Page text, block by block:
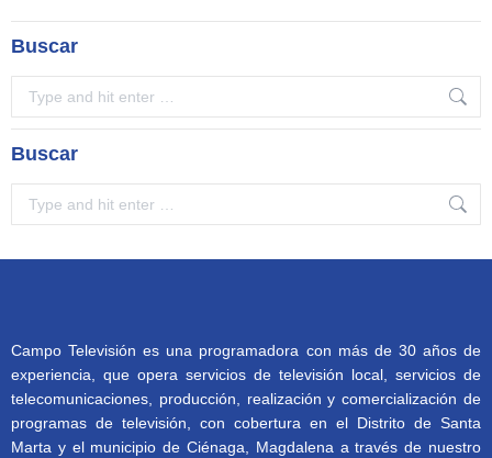
Buscar
Buscar
Campo Televisión es una programadora con más de 30 años de
experiencia, que opera servicios de televisión local, servicios de
telecomunicaciones, producción, realización y comercialización de
programas de televisión, con cobertura en el Distrito de Santa
Marta y el municipio de Ciénaga, Magdalena a través de nuestro